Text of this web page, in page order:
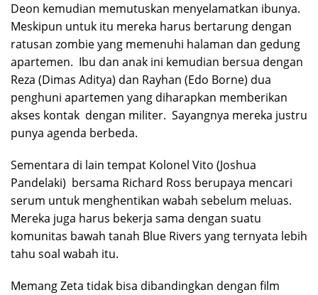
Deon kemudian memutuskan menyelamatkan ibunya.
Meskipun untuk itu mereka harus bertarung dengan
ratusan zombie yang memenuhi halaman dan gedung
apartemen. Ibu dan anak ini kemudian bersua dengan
Reza (Dimas Aditya) dan Rayhan (Edo Borne) dua
penghuni apartemen yang diharapkan memberikan
akses kontak dengan militer. Sayangnya mereka justru
punya agenda berbeda.
Sementara di lain tempat Kolonel Vito (Joshua
Pandelaki) bersama Richard Ross berupaya mencari
serum untuk menghentikan wabah sebelum meluas.
Mereka juga harus bekerja sama dengan suatu
komunitas bawah tanah Blue Rivers yang ternyata lebih
tahu soal wabah itu.
Memang Zeta tidak bisa dibandingkan dengan film